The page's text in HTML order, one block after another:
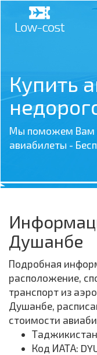
Купить
Мы поможем Вам
авиабилеты -
Душанбе
Подробная
расположение,
транспорт из
Душанбе,
стоимости
Код ИАТА: